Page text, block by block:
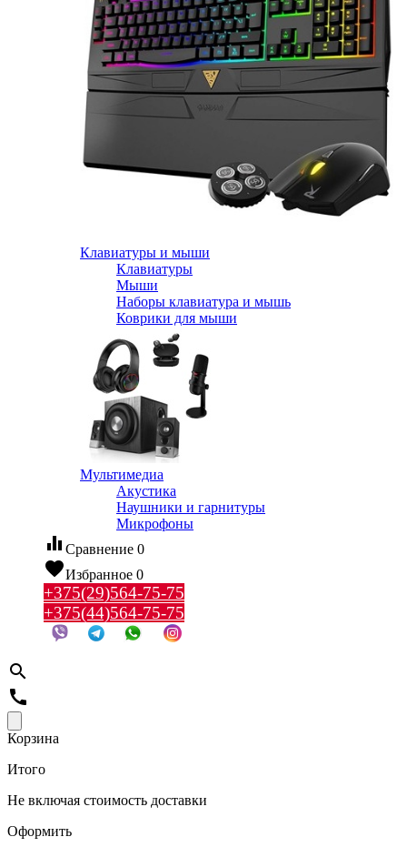
Клавиатуры и мыши
Клавиатуры
Мыши
Наборы клавиатура и мышь
Коврики для мыши
Мультимедиа
Акустика
Наушники и гарнитуры
Микрофоны
equalizer Сравнение 0
favoriteИзбранное 0
+375(29)564-75-75
+375(44)564-75-75
search
call
Корзина
Итого
Не включая стоимость доставки
Оформить